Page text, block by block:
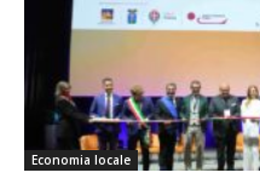
Economia locale